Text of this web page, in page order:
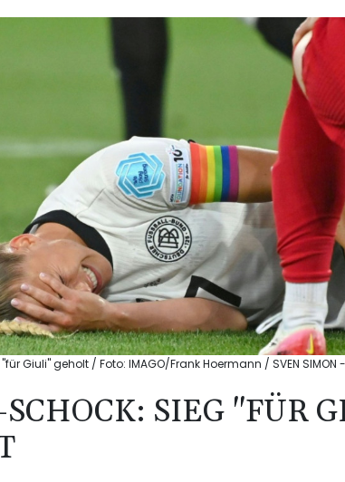
Giuli" geholt / Foto: IMAGO/Frank Hoermann / SVEN SIMON
SIEG "FÜR